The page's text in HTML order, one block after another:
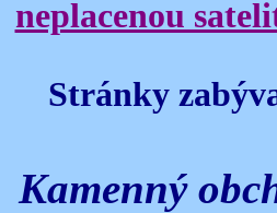
neplacenou
Stránky
Kamenný